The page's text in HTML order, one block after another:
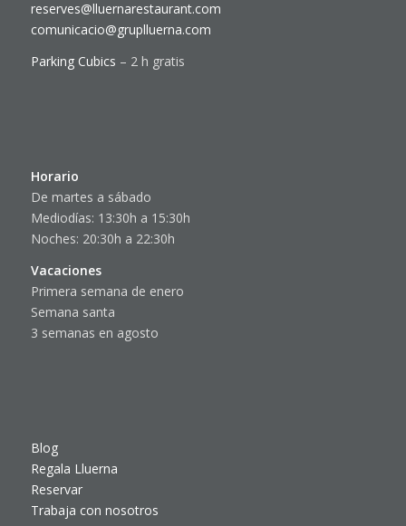
reserves@lluernarestaurant.com
comunicacio@gruplluerna.com
Parking Cubics – 2 h gratis
Horario
De martes a sábado
Mediodías: 13:30h a 15:30h
Noches: 20:30h a 22:30h
Vacaciones
Primera semana de enero
Semana santa
3 semanas en agosto
Blog
Regala Lluerna
Reservar
Trabaja con nosotros